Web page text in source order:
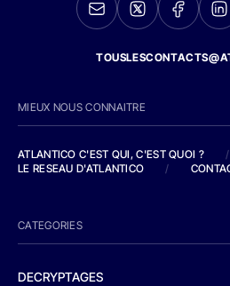
MIEUX NOUS CONNAITRE
ATLANTICO C'EST QUI, C'EST QUOI ?
/
LE RESEAU D'ATLANTICO
/
CATEGORIES
DECRYPTAGES